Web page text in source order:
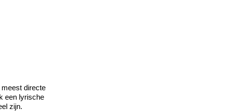
directe
een lyrische
zijn.